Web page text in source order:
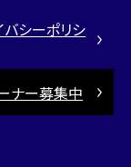
バシーポリシ
ナー募集中